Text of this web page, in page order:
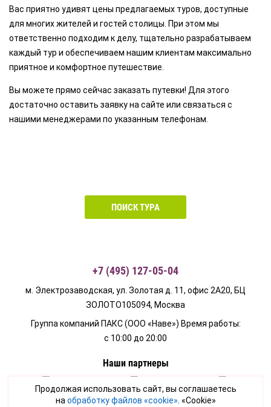
Вас приятно удивят цены предлагаемых туров, доступные
для многих жителей и гостей столицы. При этом мы
ответственно подходим к делу, тщательно разрабатываем
каждый тур и обеспечиваем нашим клиентам максимально
приятное и комфортное путешествие.
Вы можете прямо сейчас заказать путевки! Для этого
достаточно оставить заявку на сайте или связаться с
нашими менеджерами по указанным телефонам.
ПОИСК ТУРА
+7 (495) 127-05-04
м. Электрозаводская, ул. Золотая д. 11, офис 2А20, БЦ
ЗОЛОТО105094, Москва
Группа компаний ПАКС (ООО «Наве») Время работы:
с 10:00 до 20:00
Наши партнеры
Продолжая использовать сайт, вы соглашаетесь
на обработку файлов «cookie» . «Cookie»